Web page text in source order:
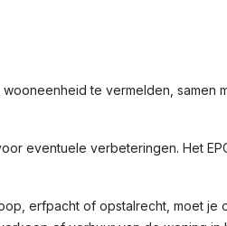
te vermelden, samen
eventuele verbeteringen. Het
erfpacht of opstalrecht, moet je